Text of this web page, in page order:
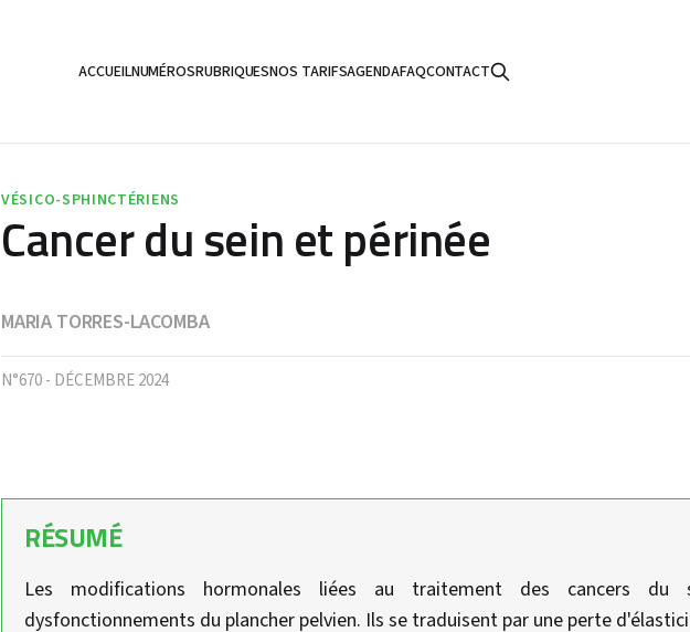
ACCUEILNUMÉROSRUBRIQUESNOS TARIFSAGENDAFAQCONTACT
VÉSICO-SPHINCTÉRIENS
Cancer du sein et périnée
MARIA TORRES-LACOMBA
N°670 - DÉCEMBRE 2024
RÉSUMÉ
Les modifications hormonales liées au traitement des cancers du
dysfonctionnements du plancher pelvien. Ils se traduisent par une perte